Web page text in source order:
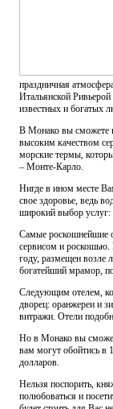
праздничная
Итальянской
известных и богатых
В Монако вы сможете
высоким качеством
морские термы,
– Монте-Карло.
Нигде в ином месте
свое здоровье, ведь
широкий выбор услуг:
Самые роскошнейшие
сервисом и роскошью.
году, размещен возле
богатейший мрамор,
Следующим отелем,
дворец: оранжереи и
витражи. Отели
Но в Монако вы
вам могут обойтись в
долларов.
Нельзя поспорить,
полюбоваться и